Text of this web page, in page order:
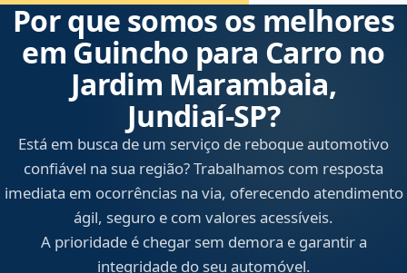
Por que somos os melhores
em Guincho para Carro no
Jardim Marambaia,
Jundiaí‑SP?
Está em busca de um serviço de reboque automotivo
confiável na sua região? Trabalhamos com resposta
imediata em ocorrências na via, oferecendo atendimento
ágil, seguro e com valores acessíveis.
A prioridade é chegar sem demora e garantir a
integridade do seu automóvel.